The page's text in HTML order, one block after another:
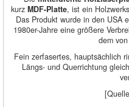
kurz MDF-Platte, ist ein
Das Produkt wurde in den USA
1980er-Jahre eine größere
dem
Fein zerfasertes, hauptsächlich
Längs- und Querrichtung